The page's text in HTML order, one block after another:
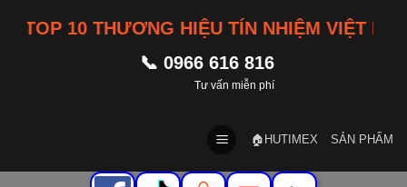
10 THƯƠNG HIỆU TÍN NHIỆM VIỆT NAM
📞 0966 616 816
Tư vấn miễn phí
🏠HUTIMEX SẢN PHẨM